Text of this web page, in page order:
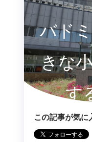
バド
きな
す
この記事が気に